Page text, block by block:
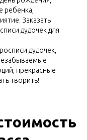
ребенка,
Заказать
дудочек для
дудочек,
прекрасные
творить!